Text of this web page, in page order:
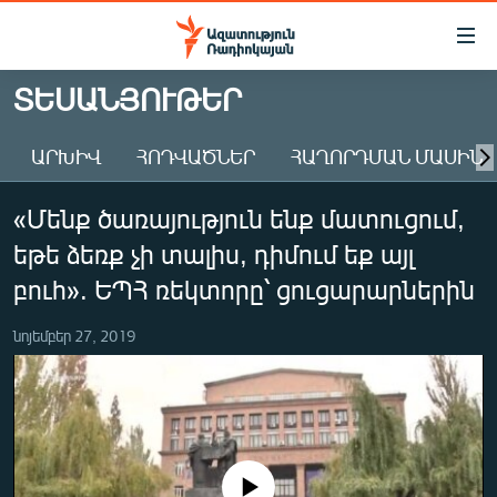
Մատչելիության
Անցնել
հիմնական
Անցնել
հիմնական
մենյուին
Որոնում
ԱԶԱՏՈՒԹՅՈՒՆ TV
ՀԱՅԱՍՏԱՆ
ԸՆՏՐՈՒԹՅՈՒՆՆԵՐ 2026
ԻՐԱՎՈՒՆՔ
ՏՆՏԵՍՈՒԹՅՈՒՆ
ՂԱՐԱԲԱՂ
ՊԱՏԵՐԱԶՄԻ 6 ՇԱԲԱԹՆԵՐԸ
ՏԱՐԱԾԱՇՐՋԱՆ
ՏԵՍԱՆՅՈՒԹԵՐ
ԱՐԽԻՎ ՀՈԴՎԱԾՆԵՐ ՀԱՂՈՐԴՄԱՆ ՄԱՍԻՆ
«Մենք ծառայություն ենք մատուցում,
եթե ձեռք չի տալիս, դիմում եք այլ
բուհ». ԵՊՀ ռեկտորը՝ ցուցարարներին
նոյեմբեր 27, 2019
No media source currently available